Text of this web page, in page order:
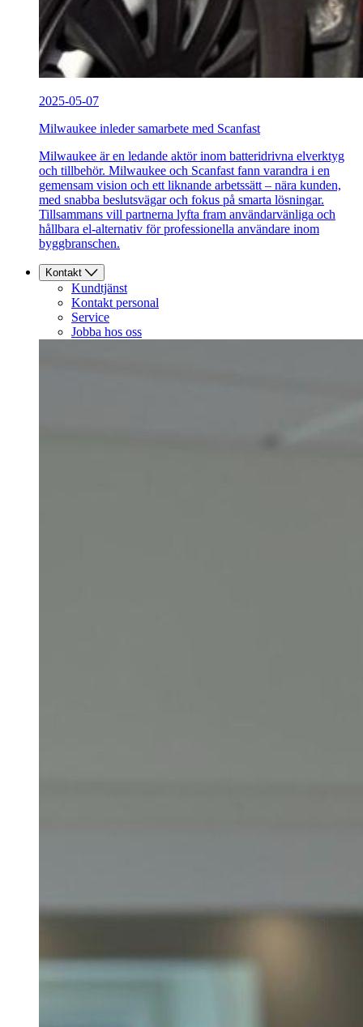
2025-05-07
Milwaukee inleder samarbete med Scanfast
Milwaukee är en ledande aktör inom batteridrivna elverktyg
och tillbehör. Milwaukee och Scanfast fann varandra i en
gemensam vision och ett liknande arbetssätt – nära kunden,
med snabba beslutsvägar och fokus på smarta lösningar.
Tillsammans vill partnerna lyfta fram användarvänliga och
hållbara el-alternativ för professionella användare inom
byggbranschen.
Kontakt
Kundtjänst
Kontakt personal
Service
Jobba hos oss